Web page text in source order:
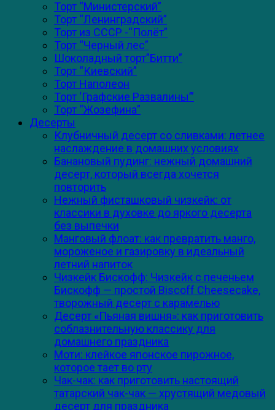
Торт “Министерский”
Торт “Ленинградский”
Торт из СССР -“Полёт”
Торт “Черный лес”
Шоколадный торт”Битти”
Торт “Киевский”
Торт Наполеон
Торт ‘Графские Развалины’”
Торт “Жозефина”
Десерты
Клубничный десерт со сливками: летнее
наслаждение в домашних условиях
Банановый пудинг: нежный домашний
десерт, который всегда хочется
повторить
Нежный фисташковый чизкейк: от
классики в духовке до яркого десерта
без выпечки
Манговый флоат: как превратить манго,
мороженое и газировку в идеальный
летний напиток
Чизкейк Бискофф: Чизкейк с печеньем
Бискофф — простой Biscoff Cheesecake,
творожный десерт с карамелью
Десерт «Пьяная вишня»: как приготовить
соблазнительную классику для
домашнего праздника
Моти: клейкое японское пирожное,
которое тает во рту
Чак-чак: как приготовить настоящий
татарский чак-чак — хрустящий медовый
десерт для праздника